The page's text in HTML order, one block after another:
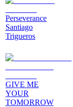
Perseverance
Santiago
Trigueros
GIVE ME
YOUR
TOMORROW